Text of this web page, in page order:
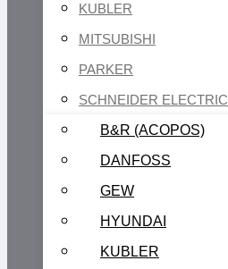
KUBLER
MITSUBISHI
PARKER
SCHNEIDER ELECTRIC
B&R (ACOPOS)
DANFOSS
GEW
HYUNDAI
KUBLER